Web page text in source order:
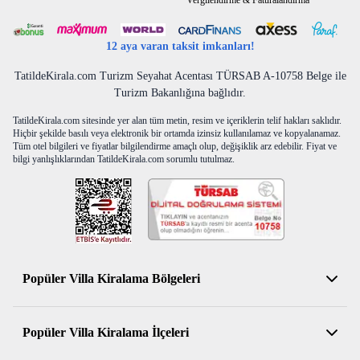
12 aya varan taksit imkanları!
TatildeKirala.com Turizm Seyahat Acentası TÜRSAB A-10758 Belge ile
Turizm Bakanlığına bağlıdır.
TatildeKirala.com sitesinde yer alan tüm metin, resim ve içeriklerin telif hakları saklıdır.
Hiçbir şekilde basılı veya elektronik bir ortamda izinsiz kullanılamaz ve kopyalanamaz.
Tüm otel bilgileri ve fiyatlar bilgilendirme amaçlı olup, değişiklik arz edebilir. Fiyat ve
bilgi yanlışlıklarından TatildeKirala.com sorumlu tutulmaz.
Popüler Villa Kiralama Bölgeleri
Antalya Kiralık Villa
Muğla Kiralık Villa
Popüler Villa Kiralama İlçeleri